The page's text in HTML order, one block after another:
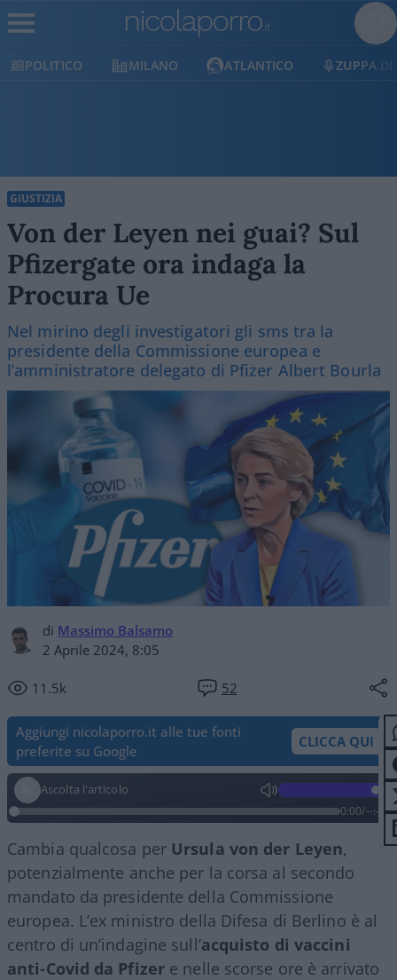
POLITICO MILANO ATLANTICO ZUPPA DI
GIUSTIZIA
Von der Leyen nei guai? Sul
Pfizergate ora indaga la
Procura Ue
Nel mirino degli investigatori gli sms tra la
presidente della Commissione europea e
l’amministratore delegato di Pfizer Albert Bourla
di Massimo Balsamo
2 Aprile 2024, 8:05
11.5k 52
Aggiungi nicolaporro.it alle tue fonti
preferite su Google
CLICCA QUI
Ascolta l'articolo
0:00/--:--
Cambia qualcosa perUrsula von der Leyen,
potenzialmente anche per la corsa al secondo
mandato da presidente della Commissione
europea. L’ex ministro della Difesa di Berlino è al
centro di un’indagine sull’acquisto di vaccini
anti-Covid da Pfizer e nelle scorse ore è arrivato